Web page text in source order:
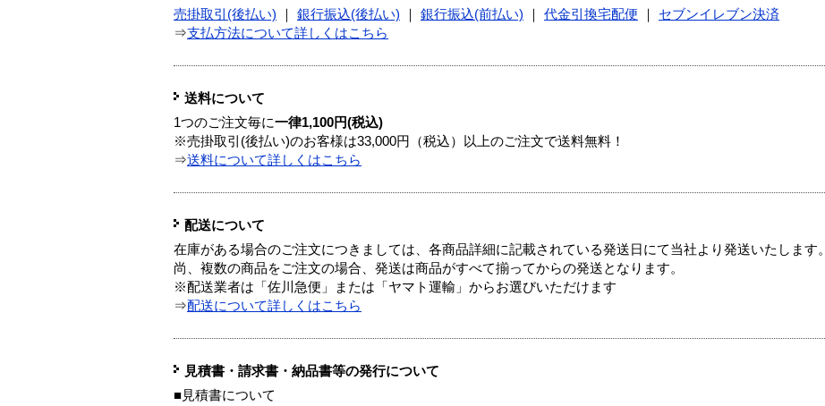
売掛取引(後払い) 銀行振込(後払い) 銀行振込(前払い) 代金引換宅配便
セブンイレブン決済
⇒支払方法について詳しくはこちら
送料について
1つのご注文毎に一律1,100円(税込)
※売掛取引(後払い)のお客様は33,000円（税込）以上のご注文で送料無料！
⇒送料について詳しくはこちら
配送について
在庫がある場合のご注文につきましては、各商品詳細に記載されている発送日にて当社より発送いたします。
尚、複数の商品をご注文の場合、発送は商品がすべて揃ってからの発送となります。
※配送業者は「佐川急便」または「ヤマト運輸」からお選びいただけます
⇒配送について詳しくはこちら
見積書・請求書・納品書等の発行について
■見積書について